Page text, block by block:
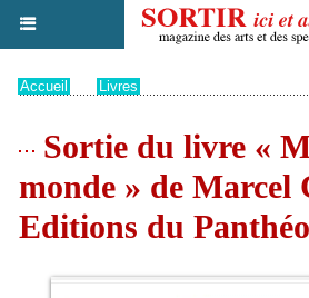
Accueil Livres
Sortie du livre «
monde » de Marcel
Editions du